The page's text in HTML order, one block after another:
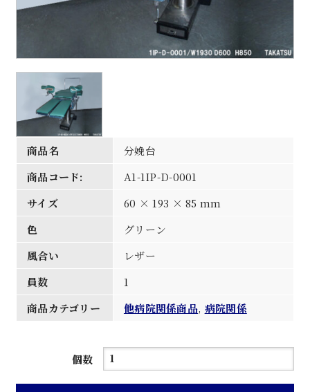
商品名
分娩台
商品コード:
A1-1IP-D-0001
サイズ
60 × 193 × 85 mm
色
グリーン
風合い
レザー
員数
1
商品カテゴリー
他病院関係商品, 病院関係
個数
分